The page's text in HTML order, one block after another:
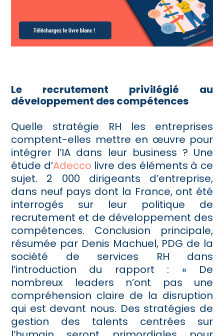
Le recrutement privilégié au
développement des compétences
Quelle stratégie RH les entreprises
comptent-elles mettre en œuvre pour
intégrer l’IA dans leur business ? Une
étude d’Adecco livre des éléments à ce
sujet. 2 000 dirigeants d’entreprise,
dans neuf pays dont la France, ont été
interrogés sur leur politique de
recrutement et de développement des
compétences. Conclusion principale,
résumée par Denis Machuel, PDG de la
société de services RH dans
l’introduction du rapport : « De
nombreux leaders n’ont pas une
compréhension claire de la disruption
qui est devant nous. Des stratégies de
gestion des talents centrées sur